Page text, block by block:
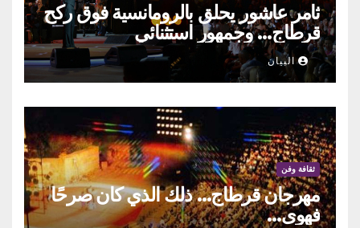
ثامر عاشور يحلق بالرومانسية فوق ركح
قرطاج… وجمهور استثنائي
البيان
ثقافة وفن
مهرجان قرطاج… ذلك الذي كان صرحًا
فهوى…